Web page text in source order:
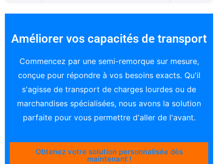
Améliorer vos capacités de transport
Commencez par une semi-remorque sur mesure,
conçue pour répondre à vos besoins exacts. Qu'il
s'agisse de transport de charges lourdes ou de
marchandises spécialisées, nous avons la solution
parfaite pour vous permettre d'aller de l'avant.
Obtenez votre solution personnalisée dès
maintenant !